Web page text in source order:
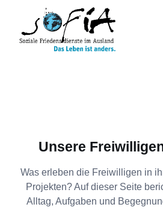
Unsere
Was erleben die Freiwilligen in
Projekten? Auf dieser Seite
Alltag, Aufgaben und